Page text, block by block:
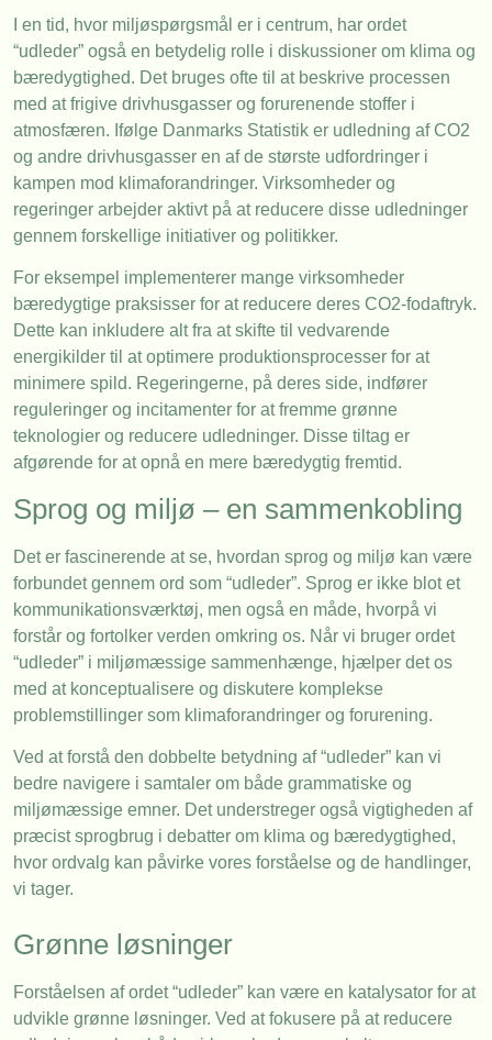
I en tid, hvor miljøspørgsmål er i centrum, har ordet
“udleder” også en betydelig rolle i diskussioner om klima og
bæredygtighed. Det bruges ofte til at beskrive processen
med at frigive drivhusgasser og forurenende stoffer i
atmosfæren. Ifølge Danmarks Statistik er udledning af CO2
og andre drivhusgasser en af de største udfordringer i
kampen mod klimaforandringer. Virksomheder og
regeringer arbejder aktivt på at reducere disse udledninger
gennem forskellige initiativer og politikker.
For eksempel implementerer mange virksomheder
bæredygtige praksisser for at reducere deres CO2-fodaftryk.
Dette kan inkludere alt fra at skifte til vedvarende
energikilder til at optimere produktionsprocesser for at
minimere spild. Regeringerne, på deres side, indfører
reguleringer og incitamenter for at fremme grønne
teknologier og reducere udledninger. Disse tiltag er
afgørende for at opnå en mere bæredygtig fremtid.
Sprog og miljø – en sammenkobling
Det er fascinerende at se, hvordan sprog og miljø kan være
forbundet gennem ord som “udleder”. Sprog er ikke blot et
kommunikationsværktøj, men også en måde, hvorpå vi
forstår og fortolker verden omkring os. Når vi bruger ordet
“udleder” i miljømæssige sammenhænge, hjælper det os
med at konceptualisere og diskutere komplekse
problemstillinger som klimaforandringer og forurening.
Ved at forstå den dobbelte betydning af “udleder” kan vi
bedre navigere i samtaler om både grammatiske og
miljømæssige emner. Det understreger også vigtigheden af
præcist sprogbrug i debatter om klima og bæredygtighed,
hvor ordvalg kan påvirke vores forståelse og de handlinger,
vi tager.
Grønne løsninger
Forståelsen af ordet “udleder” kan være en katalysator for at
udvikle grønne løsninger. Ved at fokusere på at reducere